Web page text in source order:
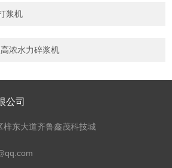
浆机
浓水力碎浆机
公司
梓东大道齐鲁鑫茂科技城